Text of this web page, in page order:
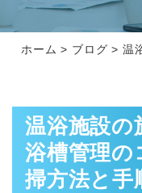
ホーム > ブログ > 温
温浴施設の
浴槽管理の
掃方法と手